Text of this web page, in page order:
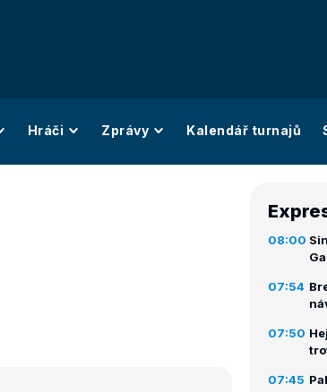
Hráči Zprávy Kalendář turnajů
08:00
07:54
07:50
07:45